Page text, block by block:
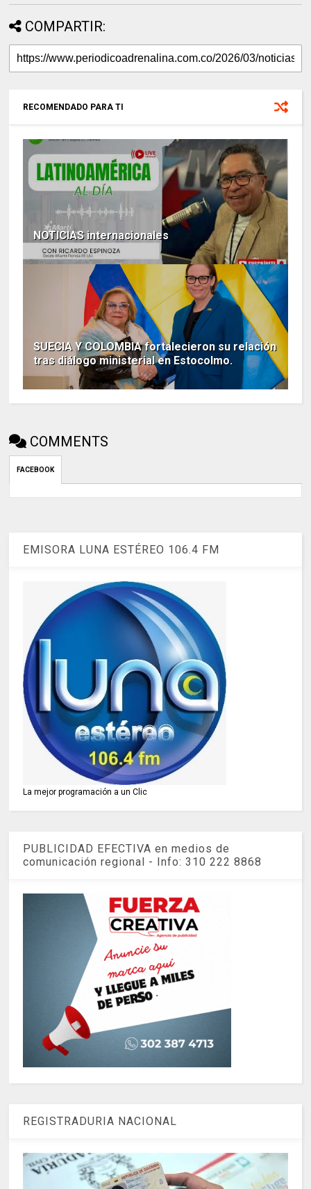
COMPARTIR:
RECOMENDADO PARA TI
NOTICIAS internacionales
SUECIA Y COLOMBIA fortalecieron su relación
tras diálogo ministerial en Estocolmo.
COMMENTS
FACEBOOK
EMISORA LUNA ESTÉREO 106.4 FM
La mejor programación a un Clic
PUBLICIDAD EFECTIVA en medios de
comunicación regional - Info: 310 222 8868
REGISTRADURIA NACIONAL